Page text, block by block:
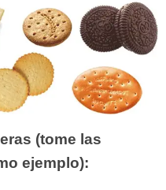
(tome las
ejemplo):